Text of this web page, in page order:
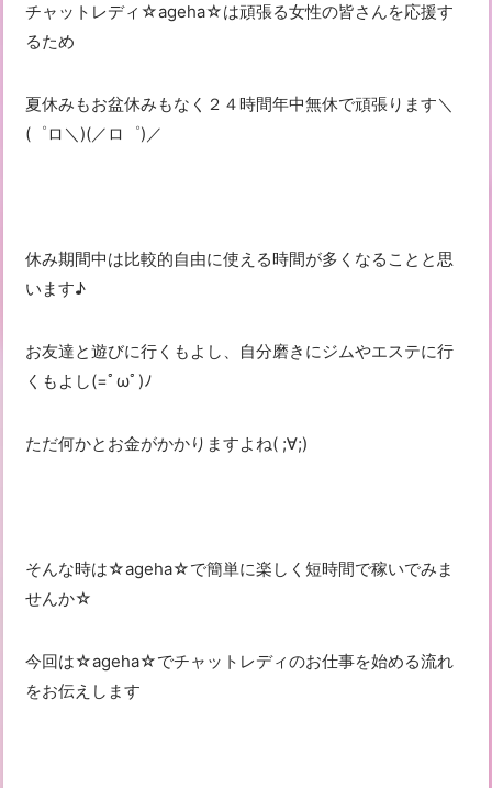
チャットレディ☆ageha☆は頑張る女性の皆さんを応援す
るため
夏休みもお盆休みもなく２４時間年中無休で頑張ります＼
(゜ロ＼)(／ロ゜)／
休み期間中は比較的自由に使える時間が多くなることと思
います♪
お友達と遊びに行くもよし、自分磨きにジムやエステに行
くもよし(=ﾟωﾟ)ﾉ
ただ何かとお金がかかりますよね( ;∀;)
そんな時は☆ageha☆で簡単に楽しく短時間で稼いでみま
せんか☆
今回は☆ageha☆でチャットレディのお仕事を始める流れ
をお伝えします